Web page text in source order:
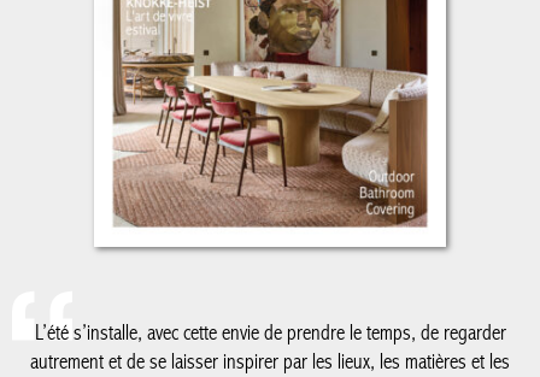
L’été s’installe, avec cette envie de prendre le temps, de regarder
autrement et de se laisser inspirer par les lieux, les matières et les